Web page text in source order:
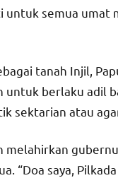
untuk semua
tanah Injil,
untuk berlaku adil
sektarian atau
melahirkan
“Doa saya,